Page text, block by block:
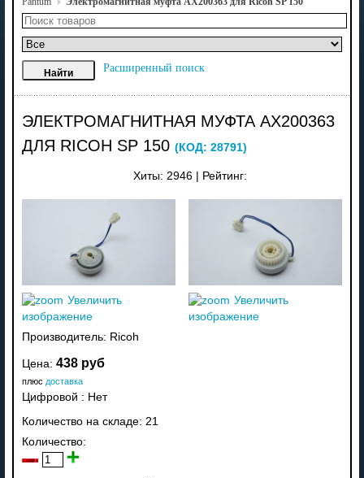
Расширенный поиск
ЭЛЕКТРОМАГНИТНАЯ МУФТА AX200363
ДЛЯ RICOH SP 150 (КОД: 28791)
Хиты: 2946 Рейтинг:
Увеличить
изображение
Увеличить
изображение
Производитель: Ricoh
Цена: 438 руб
плюс доставка
Цифровой : Нет
Количество на складе: 21
Количество: